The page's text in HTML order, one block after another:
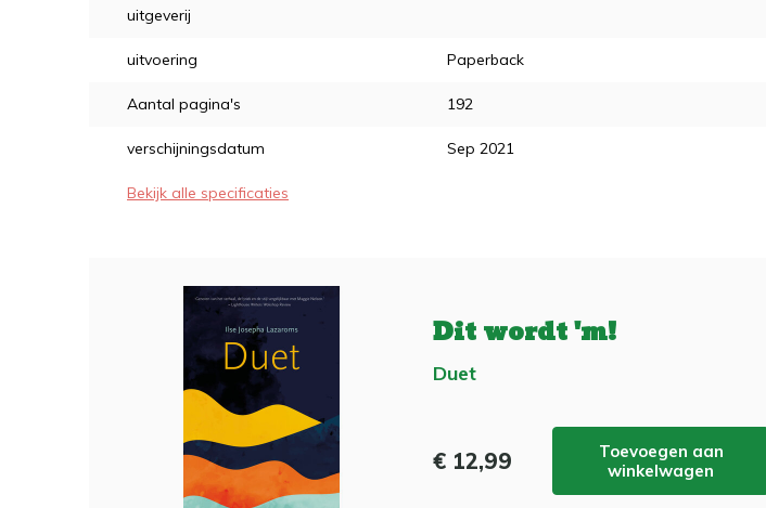
uitgeverij
uitvoering Paperback
Aantal pagina's 192
verschijningsdatum Sep 2021
Bekijk alle specificaties
Dit wordt 'm!
Duet
€ 12,99
Toevoegen aan
winkelwagen